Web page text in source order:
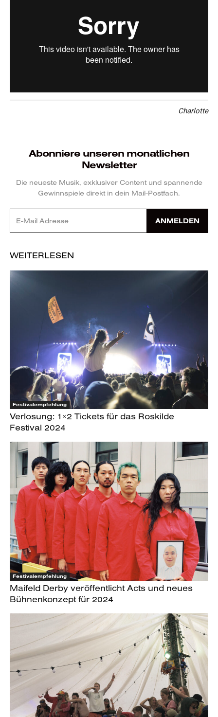
Charlotte
Abonniere unseren monatlichen
Newsletter
Die neueste Musik, exklusiver Content und spannende
Gewinnspiele direkt in dein Mail-Postfach.
ANMELDEN
WEITERLESEN
Festivalempfehlung
Verlosung: 1×2 Tickets für das Roskilde
Festival 2024
Festivalempfehlung
Maifeld Derby veröffentlicht Acts und neues
Bühnenkonzept für 2024